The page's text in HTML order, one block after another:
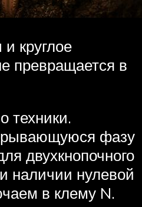
круглое
превращается в
техники.
фазу
двухкнопочного
наличии нулевой
в клему N.